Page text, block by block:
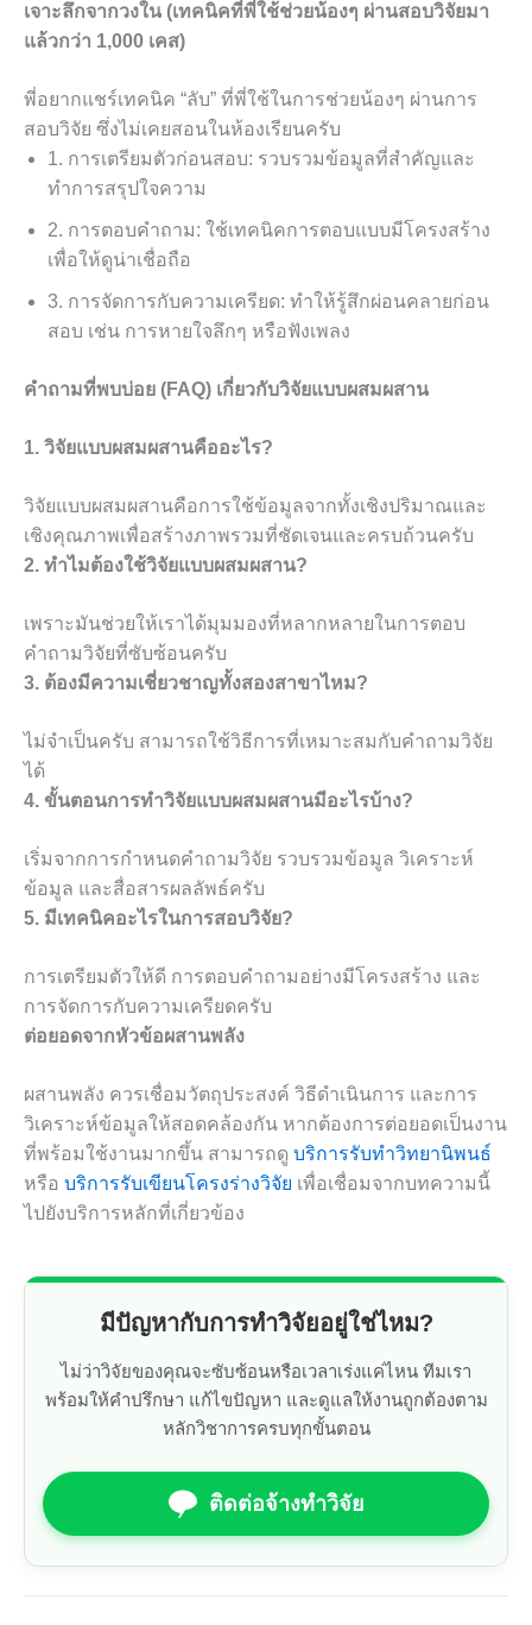
เจาะลึกจากวงใน (เทคนิคที่พี่ใช้ช่วยน้องๆ ผ่านสอบวิจัยมา
แล้วกว่า 1,000 เคส)
พี่อยากแชร์เทคนิค “ลับ” ที่พี่ใช้ในการช่วยน้องๆ ผ่านการ
สอบวิจัย ซึ่งไม่เคยสอนในห้องเรียนครับ
1. การเตรียมตัวก่อนสอบ: รวบรวมข้อมูลที่สำคัญและ
ทำการสรุปใจความ
2. การตอบคำถาม: ใช้เทคนิคการตอบแบบมีโครงสร้าง
เพื่อให้ดูน่าเชื่อถือ
3. การจัดการกับความเครียด: ทำให้รู้สึกผ่อนคลายก่อน
สอบ เช่น การหายใจลึกๆ หรือฟังเพลง
คำถามที่พบบ่อย (FAQ) เกี่ยวกับวิจัยแบบผสมผสาน
1. วิจัยแบบผสมผสานคืออะไร?
วิจัยแบบผสมผสานคือการใช้ข้อมูลจากทั้งเชิงปริมาณและ
เชิงคุณภาพเพื่อสร้างภาพรวมที่ชัดเจนและครบถ้วนครับ
2. ทำไมต้องใช้วิจัยแบบผสมผสาน?
เพราะมันช่วยให้เราได้มุมมองที่หลากหลายในการตอบ
คำถามวิจัยที่ซับซ้อนครับ
3. ต้องมีความเชี่ยวชาญทั้งสองสาขาไหม?
ไม่จำเป็นครับ สามารถใช้วิธีการที่เหมาะสมกับคำถามวิจัย
ได้
4. ขั้นตอนการทำวิจัยแบบผสมผสานมีอะไรบ้าง?
เริ่มจากการกำหนดคำถามวิจัย รวบรวมข้อมูล วิเคราะห์
ข้อมูล และสื่อสารผลลัพธ์ครับ
5. มีเทคนิคอะไรในการสอบวิจัย?
การเตรียมตัวให้ดี การตอบคำถามอย่างมีโครงสร้าง และ
การจัดการกับความเครียดครับ
ต่อยอดจากหัวข้อผสานพลัง
ผสานพลัง ควรเชื่อมวัตถุประสงค์ วิธีดำเนินการ และการ
วิเคราะห์ข้อมูลให้สอดคล้องกัน หากต้องการต่อยอดเป็นงาน
ที่พร้อมใช้งานมากขึ้น สามารถดู บริการรับทำวิทยานิพนธ์
หรือ บริการรับเขียนโครงร่างวิจัย เพื่อเชื่อมจากบทความนี้
ไปยังบริการหลักที่เกี่ยวข้อง
มีปัญหากับการทำวิจัยอยู่ใช่ไหม?
ไม่ว่าวิจัยของคุณจะซับซ้อนหรือเวลาเร่งแค่ไหน ทีมเรา
พร้อมให้คำปรึกษา แก้ไขปัญหา และดูแลให้งานถูกต้องตาม
หลักวิชาการครบทุกขั้นตอน
ติดต่อจ้างทำวิจัย